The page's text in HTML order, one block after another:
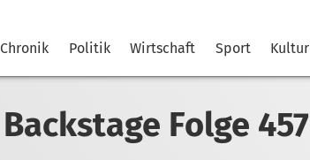
Chronik Politik Wirtschaft Sport Kultur
Backstage Folge 457